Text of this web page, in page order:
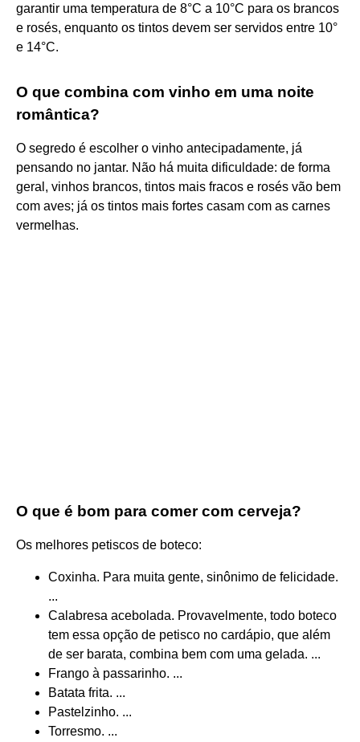
garantir uma temperatura de 8°C a 10°C para os brancos
e rosés, enquanto os tintos devem ser servidos entre 10°
e 14°C.
O que combina com vinho em uma noite
romântica?
O segredo é escolher o vinho antecipadamente, já
pensando no jantar. Não há muita dificuldade: de forma
geral, vinhos brancos, tintos mais fracos e rosés vão bem
com aves; já os tintos mais fortes casam com as carnes
vermelhas.
O que é bom para comer com cerveja?
Os melhores petiscos de boteco:
Coxinha. Para muita gente, sinônimo de felicidade.
...
Calabresa acebolada. Provavelmente, todo boteco
tem essa opção de petisco no cardápio, que além
de ser barata, combina bem com uma gelada. ...
Frango à passarinho. ...
Batata frita. ...
Pastelzinho. ...
Torresmo. ...